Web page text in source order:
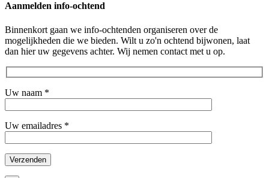
Aanmelden info-ochtend
Binnenkort gaan we info-ochtenden organiseren over de
mogelijkheden die we bieden. Wilt u zo'n ochtend bijwonen, laat
dan hier uw gegevens achter. Wij nemen contact met u op.
Uw naam *
Uw emailadres *